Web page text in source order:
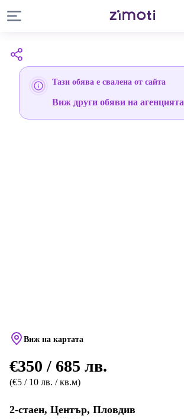
Тази обява е свалена от сайта
Виж други обяви на агенцията
Виж на картата
€350 / 685 лв.
(€5 / 10 лв. / кв.м)
2-стаен, Център, Пловдив